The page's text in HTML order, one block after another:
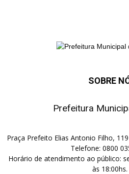
SOBRE
Prefeitura
Praça Prefeito Elias Antonio Filho,
Telefone: 0800
Horário de atendimento ao público:
às 18:00hs.